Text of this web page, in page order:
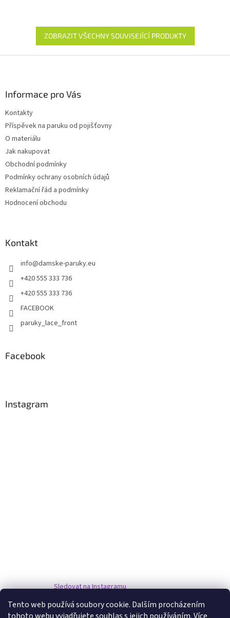
Tento web používá soubory cookie. Dalším procházením
ZOBRAZIT VŠECHNY SOUVISEJÍCÍ PRODUKTY
Informace pro Vás
Kontakty
Příspěvek na paruku od pojišťovny
O materiálu
Jak nakupovat
Obchodní podmínky
Podmínky ochrany osobních údajů
Reklamační řád a podmínky
Hodnocení obchodu
Kontakt
info@damske-paruky.eu
+420 555 333 736
+420 555 333 736
FACEBOOK
paruky_lace_front
Facebook
Instagram
Sledovat na Instagramu